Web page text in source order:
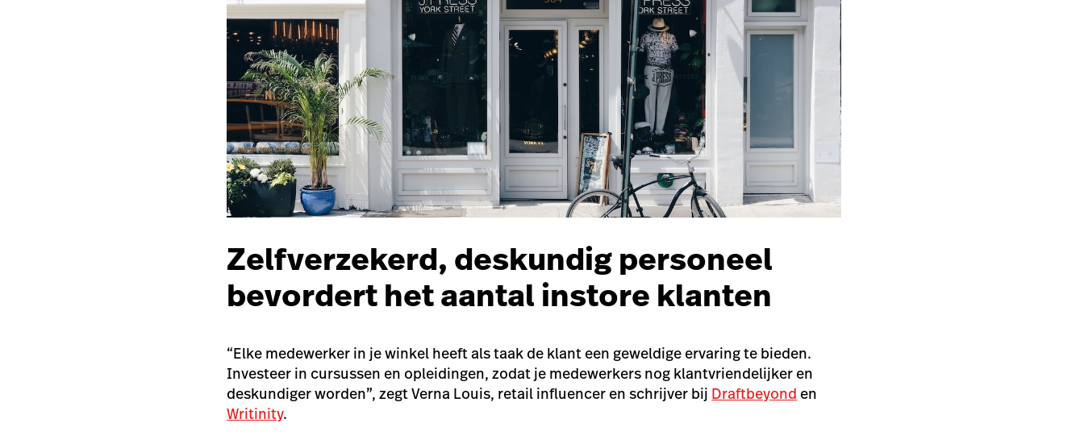
Zelfverzekerd, deskundig personeel
bevordert het aantal instore klanten
“Elke medewerker in je winkel heeft als taak de klant een geweldige ervaring te bieden.
Investeer in cursussen en opleidingen, zodat je medewerkers nog klantvriendelijker en
deskundiger worden”, zegt Verna Louis, retail influencer en schrijver bij Draftbeyond en
Writinity.